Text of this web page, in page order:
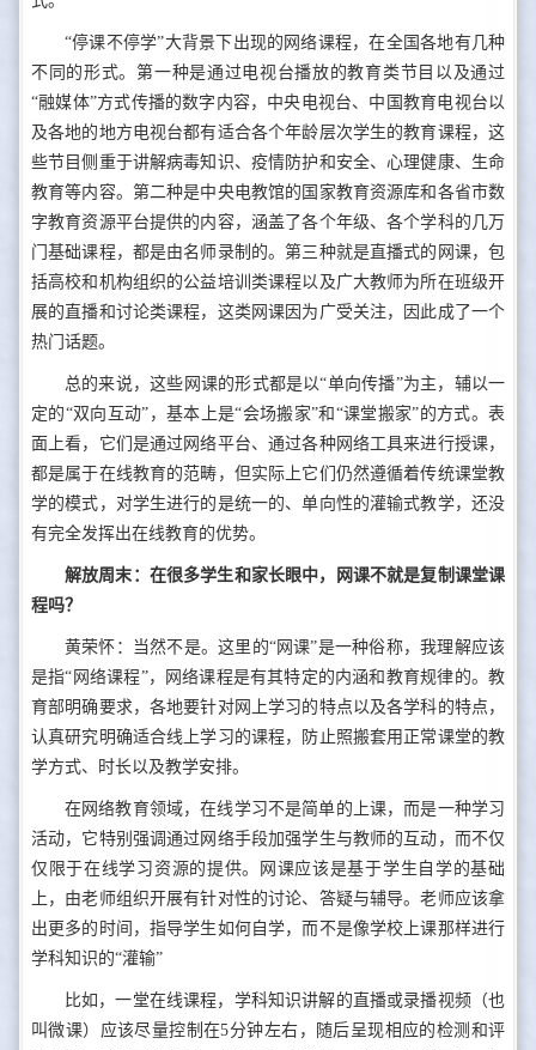
“停课不停学”大背景下出现的网络课程，在全国各地有几种
不同的形式。第一种是通过电视台播放的教育类节目以及通过
“融媒体”方式传播的数字内容，中央电视台、中国教育电视台以
及各地的地方电视台都有适合各个年龄层次学生的教育课程，这
些节目侧重于讲解病毒知识、疫情防护和安全、心理健康、生命
教育等内容。第二种是中央电教馆的国家教育资源库和各省市数
字教育资源平台提供的内容，涵盖了各个年级、各个学科的几万
门基础课程，都是由名师录制的。第三种就是直播式的网课，包
括高校和机构组织的公益培训类课程以及广大教师为所在班级开
展的直播和讨论类课程，这类网课因为广受关注，因此成了一个
热门话题。
总的来说，这些网课的形式都是以“单向传播”为主，辅以一
定的“双向互动”，基本上是“会场搬家”和“课堂搬家”的方式。表
面上看，它们是通过网络平台、通过各种网络工具来进行授课，
都是属于在线教育的范畴，但实际上它们仍然遵循着传统课堂教
学的模式，对学生进行的是统一的、单向性的灌输式教学，还没
有完全发挥出在线教育的优势。
解放周末：在很多学生和家长眼中，网课不就是复制课堂课
程吗？
黄荣怀：当然不是。这里的“网课”是一种俗称，我理解应该
是指“网络课程”，网络课程是有其特定的内涵和教育规律的。教
育部明确要求，各地要针对网上学习的特点以及各学科的特点，
认真研究明确适合线上学习的课程，防止照搬套用正常课堂的教
学方式、时长以及教学安排。
在网络教育领域，在线学习不是简单的上课，而是一种学习
活动，它特别强调通过网络手段加强学生与教师的互动，而不仅
仅限于在线学习资源的提供。网课应该是基于学生自学的基础
上，由老师组织开展有针对性的讨论、答疑与辅导。老师应该拿
出更多的时间，指导学生如何自学，而不是像学校上课那样进行
学科知识的“灌输”
比如，一堂在线课程，学科知识讲解的直播或录播视频（也
叫微课）应该尽量控制在5分钟左右，随后呈现相应的检测和评